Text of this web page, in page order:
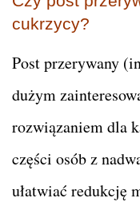
cukrzycy?
Post przerywany
dużym
rozwiązaniem dla
części osób z
ułatwiać redukcję